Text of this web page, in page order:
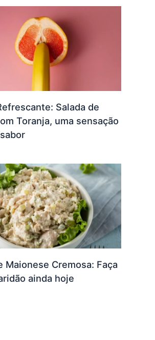
Salada de
Toranja, uma sensação
Maionese Cremosa: Faça
ainda hoje